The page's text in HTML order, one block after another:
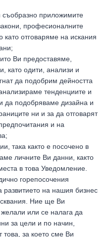
съобразно приложимите
професионалните
отговаряме на искания
Ви предоставяме,
като одити, анализи и
да подобрим дейността
тенденциите и
да подобряваме дизайна и
ни и за да отговарят
и на
така както е посочено в
личните Ви данни, както
в това Уведомление.
горепосочения
развитието на нашия бизнес
Ние ще Ви
или се налага да
за цели и по начин,
това, за което сме Ви